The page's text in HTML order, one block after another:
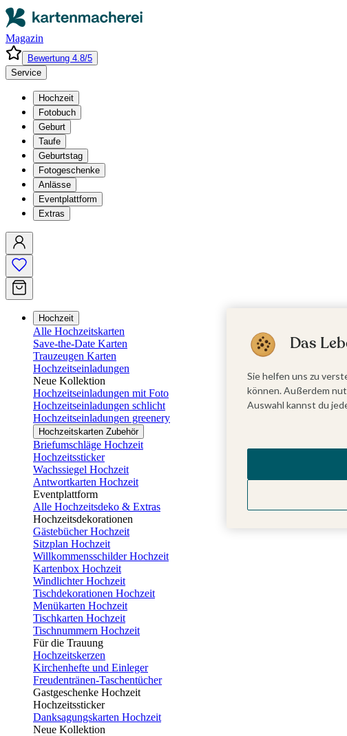
Magazin
Bewertung 4.8/5
Service
Hochzeit
Fotobuch
Geburt
Taufe
Geburtstag
Fotogeschenke
Anlässe
Eventplattform
Extras
Hochzeit
Alle Hochzeitskarten
Save-the-Date Karten
Trauzeugen Karten
Hochzeitseinladungen
Neue Kollektion
Hochzeitseinladungen mit Foto
Hochzeitseinladungen schlicht
Hochzeitseinladungen greenery
Hochzeitskarten Zubehör
Briefumschläge Hochzeit
Hochzeitssticker
Wachssiegel Hochzeit
Antwortkarten Hochzeit
Eventplattform
Alle Hochzeitsdeko & Extras
Hochzeitsdekorationen
Gästebücher Hochzeit
Sitzplan Hochzeit
Willkommensschilder Hochzeit
Kartenbox Hochzeit
Windlichter Hochzeit
Tischdekorationen Hochzeit
Menükarten Hochzeit
Tischkarten Hochzeit
Tischnummern Hochzeit
Für die Trauung
Hochzeitskerzen
Kirchenhefte und Einleger
Freudentränen-Taschentücher
Gastgeschenke Hochzeit
Hochzeitssticker
Danksagungskarten Hochzeit
Neue Kollektion
Das
Sie helfen uns zu
können. Außerdem
Auswahl kannst du